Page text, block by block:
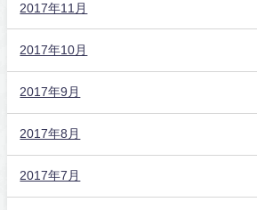
2017年11月
2017年10月
2017年9月
2017年8月
2017年7月